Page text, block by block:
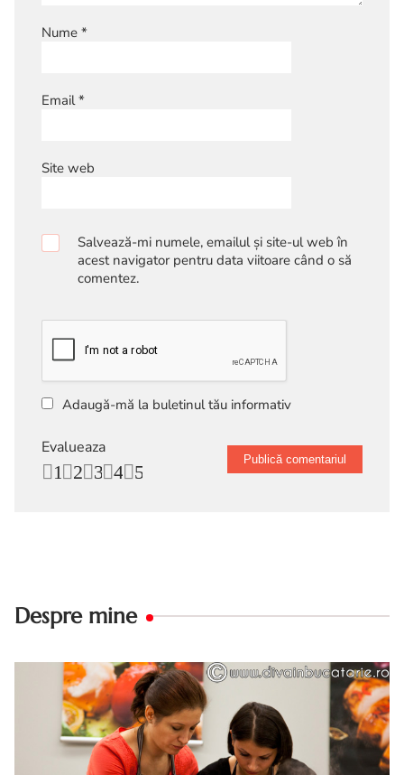
Nume *
Email*
Site web
Salvează-mi numele, emailul și site-ul web în
acest navigator pentru data viitoare când o să
comentez.
Adaugă-mă la buletinul tău informativ
Evalueaza
5
4
3
2
1
Despre mine